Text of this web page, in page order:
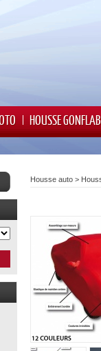
HOUSSE
Housse auto >